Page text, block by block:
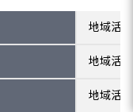
地域活
地域活
地域活